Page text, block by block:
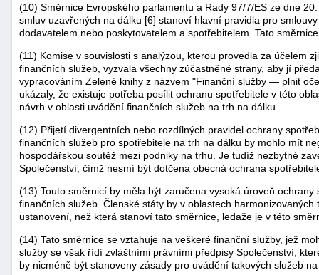
(10) Směrnice Evropského parlamentu a Rady 97/7/ES ze dne
smluv uzavřených na dálku [6] stanoví hlavní pravidla pro
dodavatelem nebo poskytovatelem a spotřebitelem. Tato
(11) Komise v souvislosti s analýzou, kterou provedla za účelem
finančních služeb, vyzvala všechny zúčastněné strany, aby jí
vypracováním Zelené knihy z názvem "Finanční služby — plnit
ukázaly, že existuje potřeba posílit ochranu spotřebitele v této
návrh v oblasti uvádění finančních služeb na trh na dálku.
(12) Přijetí divergentních nebo rozdílných pravidel ochrany
finančních služeb pro spotřebitele na trh na dálku by mohlo mít
hospodářskou soutěž mezi podniky na trhu. Je tudíž nezbytné
Společenství, čímž nesmí být dotčena obecná ochrana
(13) Touto směrnicí by měla být zaručena vysoká úroveň
finančních služeb. Členské státy by v oblastech
ustanovení, než která stanoví tato směrnice, ledaže je v této
(14) Tato směrnice se vztahuje na veškeré finanční služby, jež
služby se však řídí zvláštními právními předpisy Společenství,
by nicméně být stanoveny zásady pro uvádění takových služeb
-
náhrady
"náhradě